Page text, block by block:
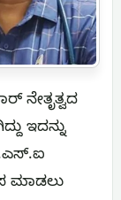
ನೇತೃತ್ವದ
ಇದನ್ನು
ಮಾಡಲು